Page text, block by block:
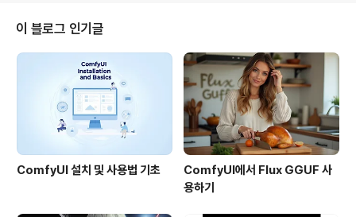
치락하고 있네요.이 시점에서 이들 서비스의 이미지 생성
품질을 비교해보려고 합니다. 물론 위의 이미지 리더보드
는 수많은 사람들이 평가한 결과이기 때문에 이 결과를 뛰
어넘을 수는 없겠지만, 그래도 제 나름대로의 기준으로 한
번 비교해 보려고요.테스트 방식은 ..
이 블로그 인기글
ComfyUI 설치 및 사용법 기초
ComfyUI에서 Flux GGUF 사
용하기